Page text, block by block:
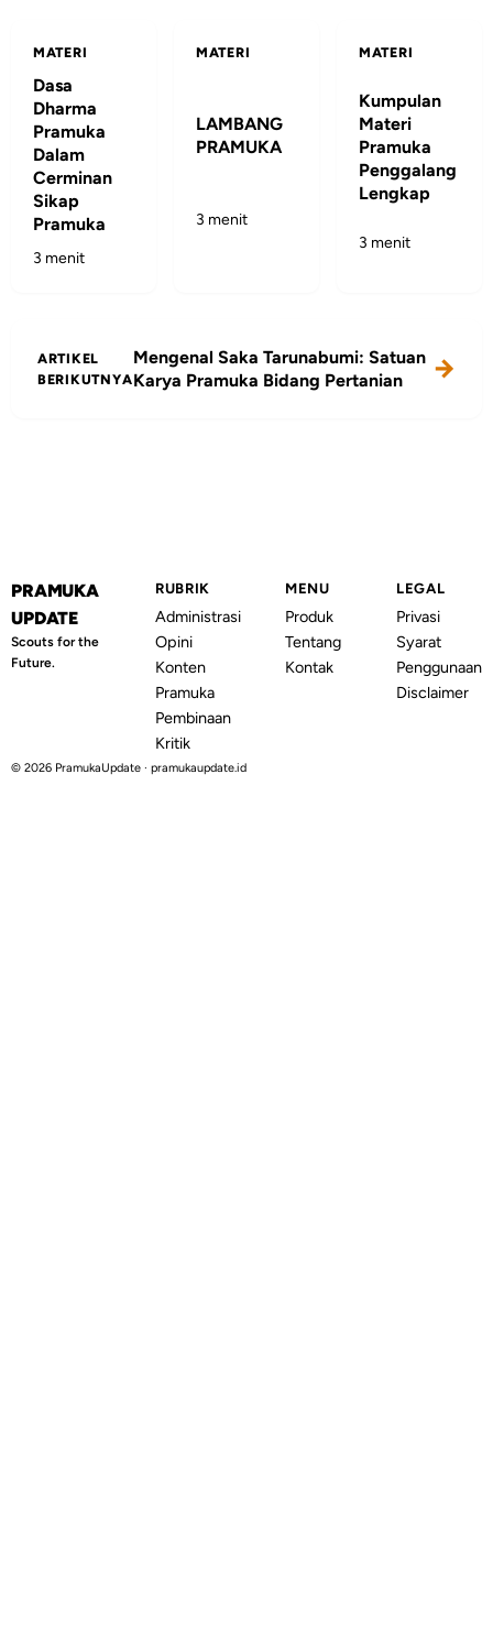
MATERI
Dasa
Dharma
Pramuka
Dalam
Cerminan
Sikap
Pramuka
3 menit
MATERI
LAMBANG
PRAMUKA
3 menit
MATERI
Kumpulan
Materi
Pramuka
Penggalang
Lengkap
3 menit
ARTIKEL
BERIKUTNYA
Mengenal Saka Tarunabumi: Satuan
Karya Pramuka Bidang Pertanian
PRAMUKA
UPDATE
Scouts for the
Future.
RUBRIK
Administrasi
Opini
Konten
Pramuka
Pembinaan
Kritik
MENU
Produk
Tentang
Kontak
LEGAL
Privasi
Syarat
Penggunaan
Disclaimer
© 2026 PramukaUpdate · pramukaupdate.id